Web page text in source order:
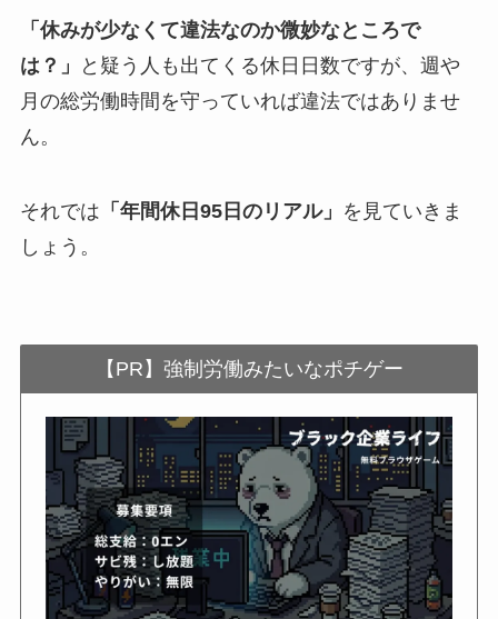
「休みが少なくて違法なのか微妙なところで
は？」
と疑う人も出てくる休日日数ですが、週や
月の総労働時間を守っていれば違法ではありませ
ん。
それでは 「年間休日95日のリアル」 を見ていきま
しょう。
【PR】強制労働みたいなポチゲー